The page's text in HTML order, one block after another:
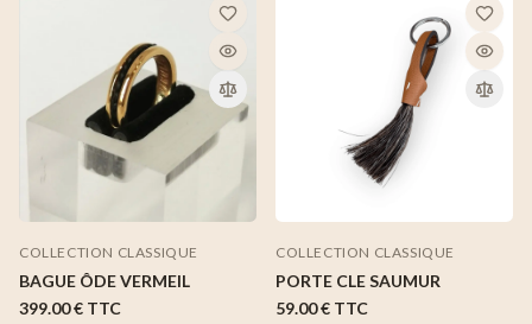
COLLECTION CLASSIQUE
BAGUE ÔDE VERMEIL
399.00 € TTC
COLLECTION CLASSIQUE
PORTE CLE SAUMUR
59.00 € TTC